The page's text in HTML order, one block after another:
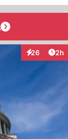
26
Interaktionen
2h